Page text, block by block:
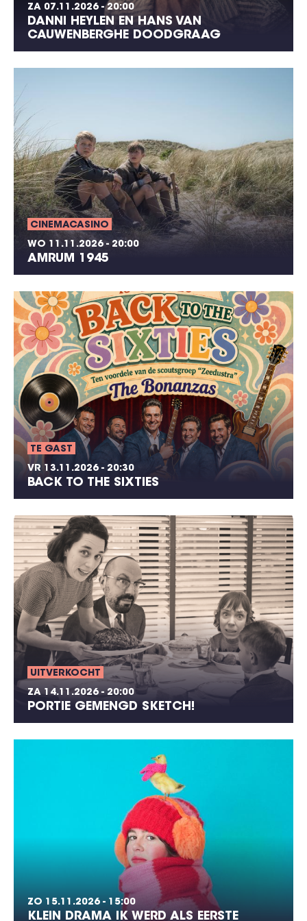
ZA 07.11.2026 - 20:00
DANNI HEYLEN EN HANS VAN
CAUWENBERGHE DOODGRAAG
CINEMACASINO
WO 11.11.2026 - 20:00
AMRUM 1945
TE GAST
VR 13.11.2026 - 20:30
BACK TO THE SIXTIES
UITVERKOCHT
ZA 14.11.2026 - 20:00
PORTIE GEMENGD SKETCH!
ZO 15.11.2026 - 15:00
KLEIN DRAMA IK WERD ALS EERSTE